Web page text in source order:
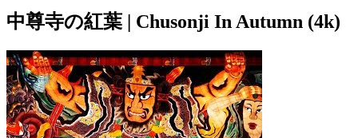
中尊寺の紅葉 | Chusonji In Autumn (4k)